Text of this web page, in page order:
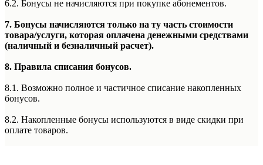
6.2. Бонусы не начисляются при покупке абонементов.
7. Бонусы начисляются только на ту часть стоимости
товара/услуги, которая оплачена денежными средствами
(наличный и безналичный расчет).
8. Правила списания бонусов.
8.1. Возможно полное и частичное списание накопленных
бонусов.
8.2. Накопленные бонусы используются в виде скидки при
оплате товаров.